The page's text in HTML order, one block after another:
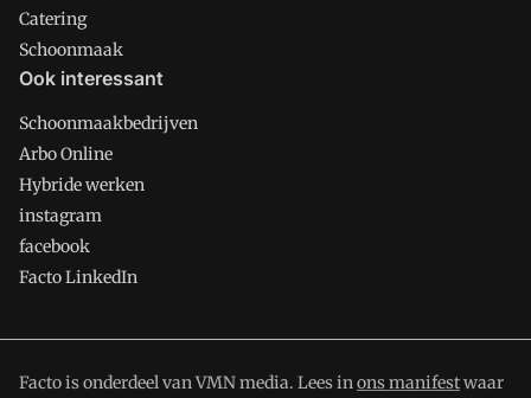
Catering
Schoonmaak
Ook interessant
Schoonmaakbedrijven
Arbo Online
Hybride werken
instagram
facebook
Facto LinkedIn
Facto is onderdeel van VMN media. Lees inons manifestwaar